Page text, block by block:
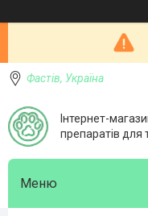
Фастів, Україна
Інтернет-
препаратів для